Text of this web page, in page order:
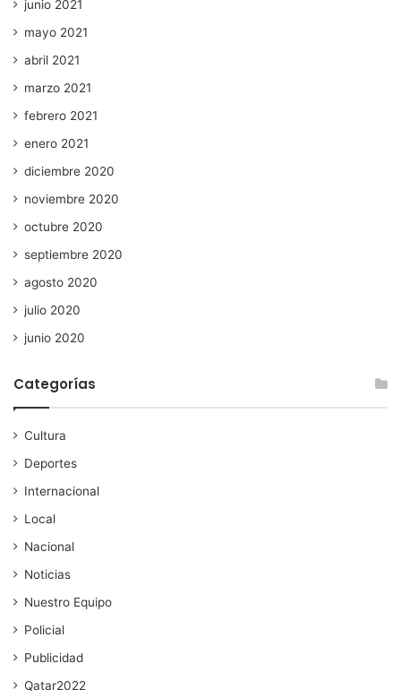
junio 2021
mayo 2021
abril 2021
marzo 2021
febrero 2021
enero 2021
diciembre 2020
noviembre 2020
octubre 2020
septiembre 2020
agosto 2020
julio 2020
junio 2020
Categorías
Cultura
Deportes
Internacional
Local
Nacional
Noticias
Nuestro Equipo
Policial
Publicidad
Qatar2022